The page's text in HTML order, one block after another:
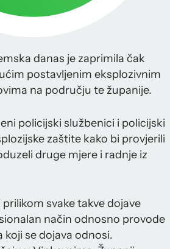
danas je zaprimila čak
postavljenim eksplozivnim
na području te županije.
policijski službenici i policijski
zaštite kako bi provjerili
druge mjere i radnje iz
svake takve dojave
način odnosno provode
se dojava odnosi.